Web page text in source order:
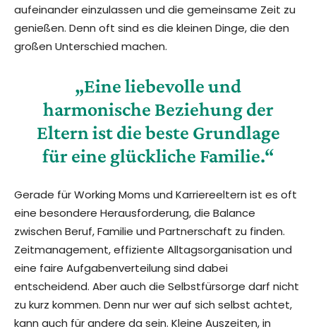
aufeinander einzulassen und die gemeinsame Zeit zu
genießen. Denn oft sind es die kleinen Dinge, die den
großen Unterschied machen.
„Eine liebevolle und
harmonische Beziehung der
Eltern ist die beste Grundlage
für eine glückliche Familie.“
Gerade für Working Moms und Karriereeltern ist es oft
eine besondere Herausforderung, die Balance
zwischen Beruf, Familie und Partnerschaft zu finden.
Zeitmanagement, effiziente Alltagsorganisation und
eine faire Aufgabenverteilung sind dabei
entscheidend. Aber auch die Selbstfürsorge darf nicht
zu kurz kommen. Denn nur wer auf sich selbst achtet,
kann auch für andere da sein. Kleine Auszeiten, in